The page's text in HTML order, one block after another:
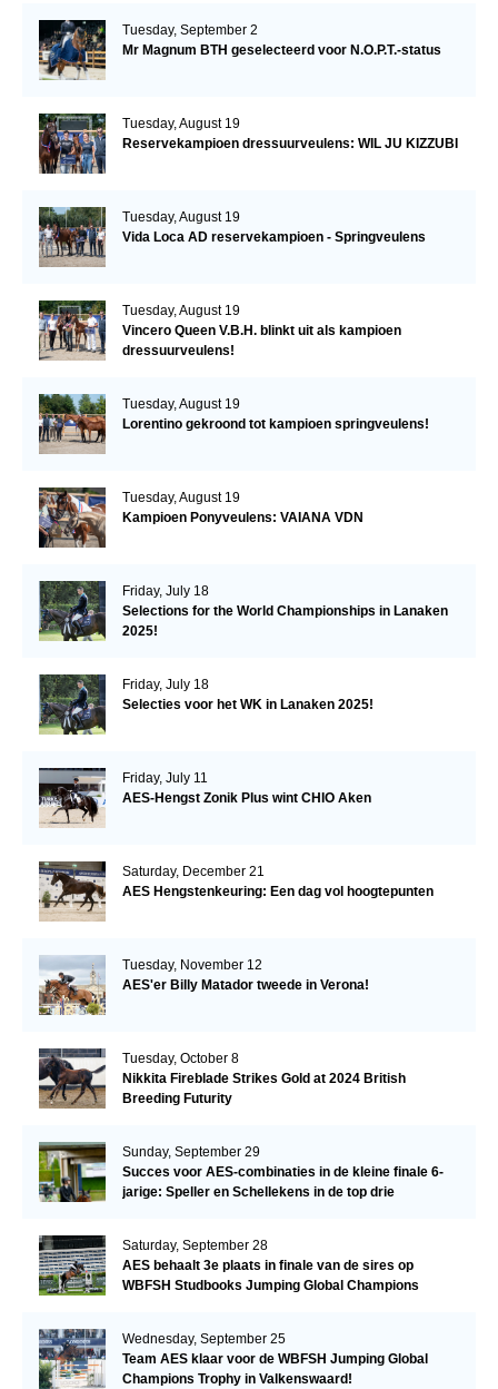
Tuesday, September 2
Mr Magnum BTH geselecteerd voor N.O.P.T.-status
Tuesday, August 19
Reservekampioen dressuurveulens: WIL JU KIZZUBI
Tuesday, August 19
Vida Loca AD reservekampioen - Springveulens
Tuesday, August 19
Vincero Queen V.B.H. blinkt uit als kampioen
dressuurveulens!
Tuesday, August 19
Lorentino gekroond tot kampioen springveulens!
Tuesday, August 19
Kampioen Ponyveulens: VAIANA VDN
Friday, July 18
Selections for the World Championships in Lanaken
2025!
Friday, July 18
Selecties voor het WK in Lanaken 2025!
Friday, July 11
AES-Hengst Zonik Plus wint CHIO Aken
Saturday, December 21
AES Hengstenkeuring: Een dag vol hoogtepunten
Tuesday, November 12
AES'er Billy Matador tweede in Verona!
Tuesday, October 8
Nikkita Fireblade Strikes Gold at 2024 British
Breeding Futurity
Sunday, September 29
Succes voor AES-combinaties in de kleine finale 6-
jarige: Speller en Schellekens in de top drie
Saturday, September 28
AES behaalt 3e plaats in finale van de sires op
WBFSH Studbooks Jumping Global Champions
Wednesday, September 25
Team AES klaar voor de WBFSH Jumping Global
Champions Trophy in Valkenswaard!